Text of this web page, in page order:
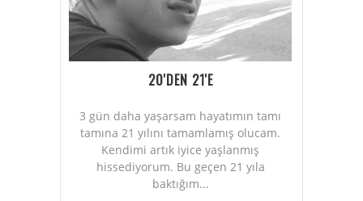
20'DEN 21'E
3 gün daha yaşarsam hayatımın tamı
tamına 21 yılını tamamlamış olucam.
Kendimi artık iyice yaşlanmış
hissediyorum. Bu geçen 21 yıla
baktığım...